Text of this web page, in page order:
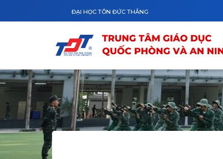
ĐẠI HỌC TÔN ĐỨC THẮNG